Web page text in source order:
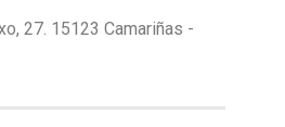
27. 15123 Camariñas -